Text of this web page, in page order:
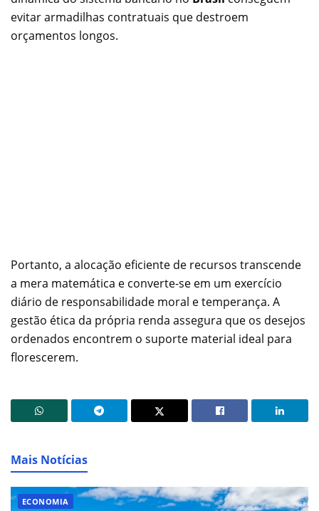
evitar armadilhas contratuais que destroem
orçamentos longos.
Portanto, a alocação eficiente de recursos transcende
a mera matemática e converte-se em um exercício
diário de responsabilidade moral e temperança. A
gestão ética da própria renda assegura que os desejos
ordenados encontrem o suporte material ideal para
florescerem.
Mais Notícias
ECONOMIA